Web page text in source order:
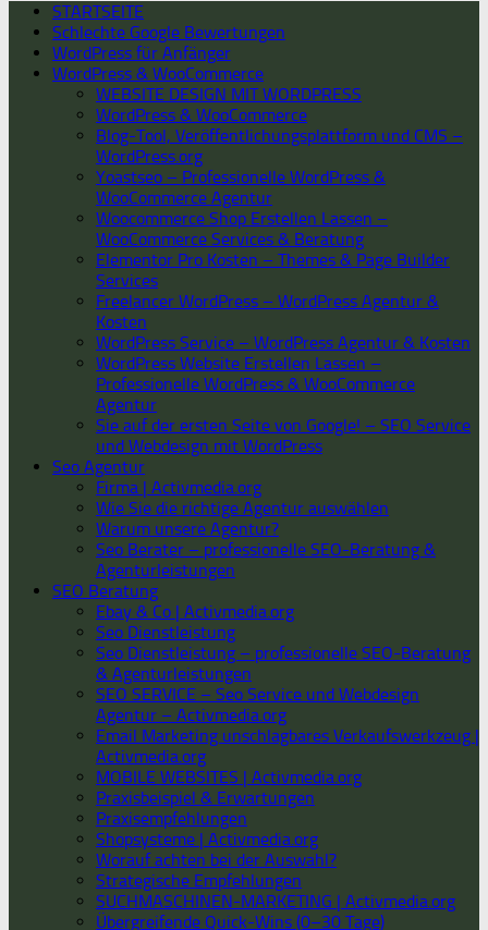
STARTSEITE
Schlechte Google Bewertungen
WordPress für Anfänger
WordPress & WooCommerce
WEBSITE DESIGN MIT WORDPRESS
WordPress & WooCommerce
Blog-Tool, Veröffentlichungsplattform und CMS –
WordPress.org
Yoastseo – Professionelle WordPress &
WooCommerce Agentur
Woocommerce Shop Erstellen Lassen –
WooCommerce Services & Beratung
Elementor Pro Kosten – Themes & Page Builder
Services
Freelancer WordPress – WordPress Agentur &
Kosten
WordPress Service – WordPress Agentur & Kosten
WordPress Website Erstellen Lassen –
Professionelle WordPress & WooCommerce
Agentur
Sie auf der ersten Seite von Google! – SEO Service
und Webdesign mit WordPress
Seo Agentur
Firma | Activmedia.org
Wie Sie die richtige Agentur auswählen
Warum unsere Agentur?
Seo Berater – professionelle SEO-Beratung &
Agenturleistungen
SEO Beratung
Ebay & Co | Activmedia.org
Seo Dienstleistung
Seo Dienstleistung – professionelle SEO-Beratung
& Agenturleistungen
SEO SERVICE – Seo Service und Webdesign
Agentur – Activmedia.org
Email Marketing unschlagbares Verkaufswerkzeug |
Activmedia.org
MOBILE WEBSITES | Activmedia.org
Praxisbeispiel & Erwartungen
Praxisempfehlungen
Shopsysteme | Activmedia.org
Worauf achten bei der Auswahl?
Strategische Empfehlungen
SUCHMASCHINEN-MARKETING | Activmedia.org
Übergreifende Quick-Wins (0–30 Tage)